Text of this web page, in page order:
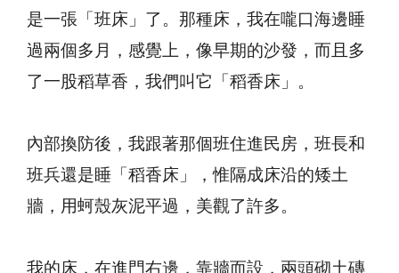
是一張「班床」了。那種床，我在嚨口海邊睡
過兩個多月，感覺上，像早期的沙發，而且多
了一股稻草香，我們叫它「稻香床」。
內部換防後，我跟著那個班住進民房，班長和
班兵還是睡「稻香床」，惟隔成床沿的矮土
牆，用蚵殼灰泥平過，美觀了許多。
我的床，在進門右邊，靠牆而設，兩頭砌土磚